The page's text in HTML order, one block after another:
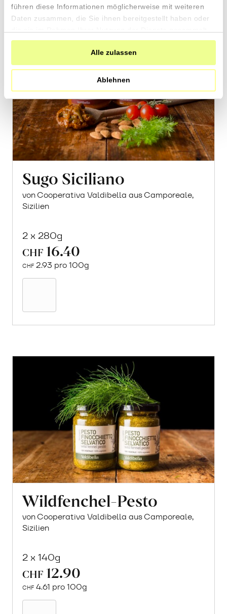
führen diese Informationen möglicherweise mit weiteren
Daten zusammen, die Sie ihnen bereitgestellt haben oder
haben.
Alle zulassen
Ablehnen
Sugo Siciliano
von Cooperativa Valdibella aus Camporeale,
Sizilien
2 x 280g
CHF 16.40
CHF 2.93 pro 100g
Wildfenchel-Pesto
von Cooperativa Valdibella aus Camporeale,
Sizilien
2 x 140g
CHF 12.90
CHF 4.61 pro 100g